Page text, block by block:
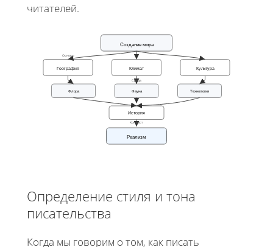
читателей.
Создание мира
География Климат Культура
Флора Фауна Технологии
История
Реализм
Основы
Среда
Контекст
Определение стиля и тона
писательства
Когда мы говорим о том, как писать